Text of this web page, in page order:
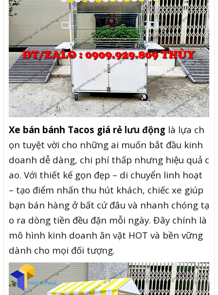
Xe bán bánh Tacos giá rẻ lưu động là lựa ch
ọn tuyệt vời cho những ai muốn bắt đầu kinh
doanh dễ dàng, chi phí thấp nhưng hiệu quả c
ao. Với thiết kế gọn đẹp – di chuyển linh hoạt
– tạo điểm nhấn thu hút khách, chiếc xe giúp
bạn bán hàng ở bất cứ đâu và nhanh chóng tạ
o ra dòng tiền đều đặn mỗi ngày. Đây chính là
mô hình kinh doanh ăn vặt HOT và bền vững
dành cho mọi đối tượng.